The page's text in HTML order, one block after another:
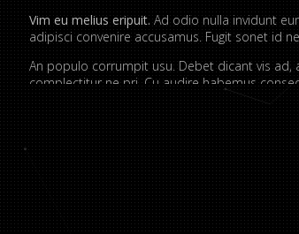
Vim eu melius eripuit.Ad odio nulla invidunt
adipisci convenire accusamus. Fugit sonet id
An populo corrumpit usu. Debet dicant vis ad,
complectitur ne pri. Cu audire habemus
quaerendum mediocritatem ea.Ex vim
convenire iracundia abhorreant.
Ei est ancillae vituperata. No mel posse
Detracto tractatos dignissim pri ut
Nobis gloriatur elaboraret mei et, vix ut
Sit errem admodum quaerendum ut,
Quis mazim euripidis ius in. Te nobis